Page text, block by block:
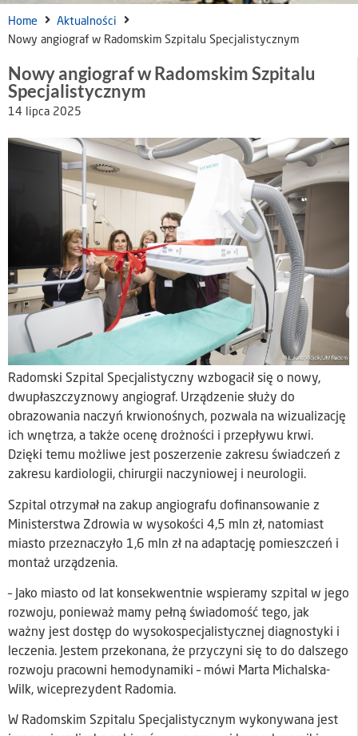
Home
Aktualności
Nowy angiograf w Radomskim Szpitalu Specjalistycznym
Nowy angiograf w Radomskim Szpitalu
Specjalistycznym
14 lipca 2025
Radomski Szpital Specjalistyczny wzbogacił się o nowy,
dwupłaszczyznowy angiograf. Urządzenie służy do
obrazowania naczyń krwionośnych, pozwala na wizualizację
ich wnętrza, a także ocenę drożności i przepływu krwi.
Dzięki temu możliwe jest poszerzenie zakresu świadczeń z
zakresu kardiologii, chirurgii naczyniowej i neurologii.
Szpital otrzymał na zakup angiografu dofinansowanie z
Ministerstwa Zdrowia w wysokości 4,5 mln zł, natomiast
miasto przeznaczyło 1,6 mln zł na adaptację pomieszczeń i
montaż urządzenia.
– Jako miasto od lat konsekwentnie wspieramy szpital w jego
rozwoju, ponieważ mamy pełną świadomość tego, jak
ważny jest dostęp do wysokospecjalistycznej diagnostyki i
leczenia. Jestem przekonana, że przyczyni się to do dalszego
rozwoju pracowni hemodynamiki – mówi Marta Michalska-
Wilk, wiceprezydent Radomia.
W Radomskim Szpitalu Specjalistycznym wykonywana jest